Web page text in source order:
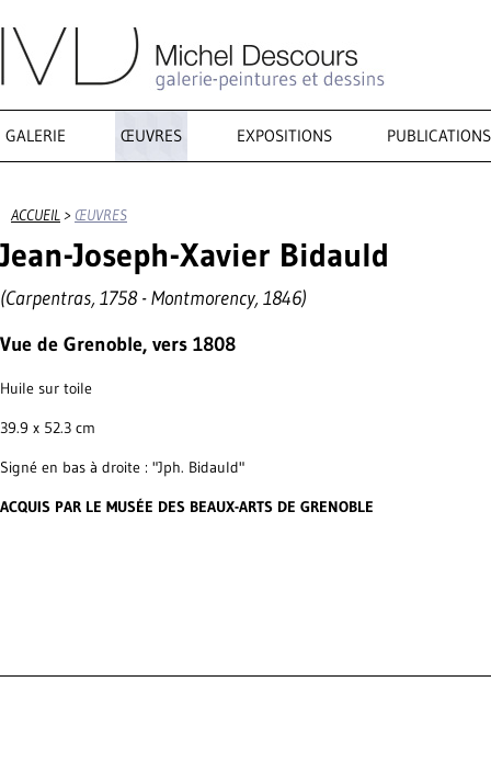
GALERIE ŒUVRES EXPOSITIONS PUBLICATIONS
ACCUEIL> ŒUVRES
Jean-Joseph-Xavier Bidauld
(Carpentras, 1758 - Montmorency, 1846)
Vue de Grenoble, vers 1808
Huile sur toile
39.9 x 52.3 cm
Signé en bas à droite : "Jph. Bidauld"
ACQUIS PAR LE MUSÉE DES BEAUX-ARTS DE GRENOBLE